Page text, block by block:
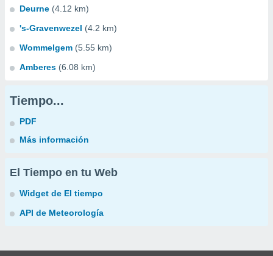
Deurne (4.12 km)
's-Gravenwezel (4.2 km)
Wommelgem (5.55 km)
Amberes (6.08 km)
Tiempo...
PDF
Más información
El Tiempo en tu Web
Widget de El tiempo
API de Meteorología